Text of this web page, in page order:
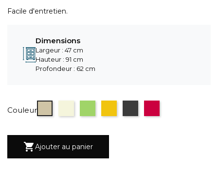
Facile d'entretien.
Dimensions
Largeur : 47 cm
Hauteur : 91 cm
Profondeur : 62 cm
Couleur
Taupe
Ajouter au panier